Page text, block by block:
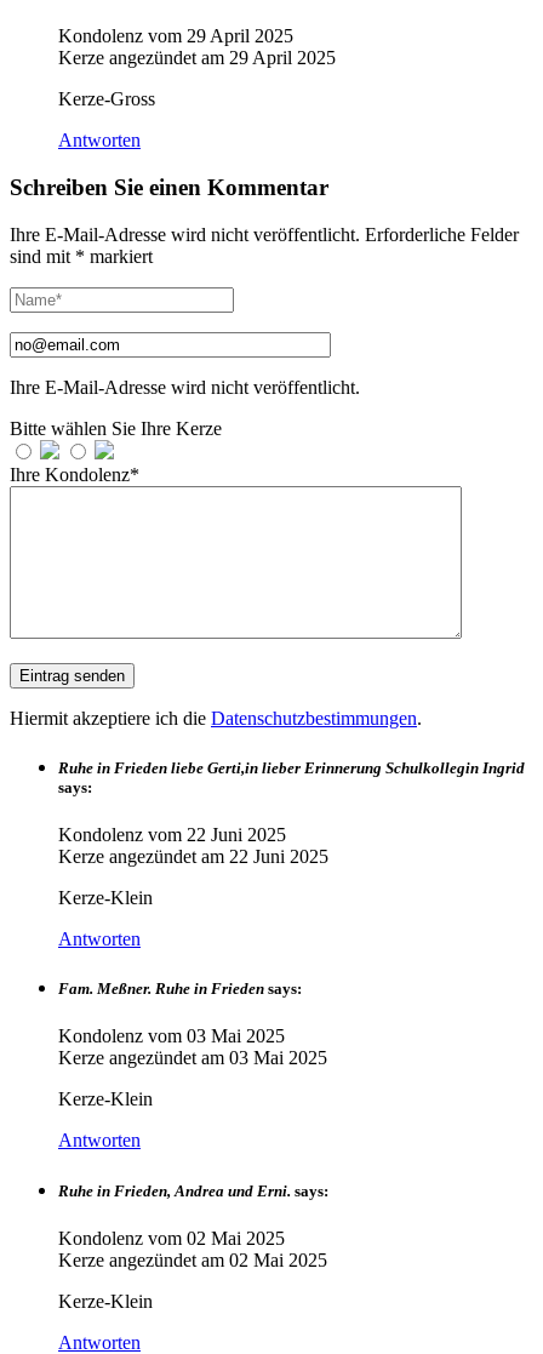
Kondolenz vom 29 April 2025
Kerze angezündet am 29 April 2025
Kerze-Gross
Antworten
Schreiben Sie einen Kommentar
Ihre E-Mail-Adresse wird nicht veröffentlicht. Erforderliche Felder
sind mit * markiert
Ihre E-Mail-Adresse wird nicht veröffentlicht.
Bitte wählen Sie Ihre Kerze
Ihre Kondolenz*
Hiermit akzeptiere ich die Datenschutzbestimmungen.
Ruhe in Frieden liebe Gerti,in lieber Erinnerung Schulkollegin Ingrid
says:
Kondolenz vom 22 Juni 2025
Kerze angezündet am 22 Juni 2025
Kerze-Klein
Antworten
Fam. Meßner. Ruhe in Frieden says:
Kondolenz vom 03 Mai 2025
Kerze angezündet am 03 Mai 2025
Kerze-Klein
Antworten
Ruhe in Frieden, Andrea und Erni. says:
Kondolenz vom 02 Mai 2025
Kerze angezündet am 02 Mai 2025
Kerze-Klein
Antworten